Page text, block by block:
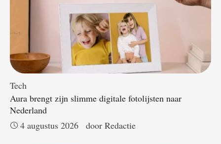
Tech
Aura brengt zijn slimme digitale fotolijsten naar
Nederland
4 augustus 2026
door Redactie